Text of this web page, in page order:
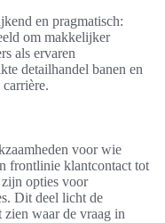
en pragmatisch:
om makkelijker
als ervaren
detailhandel banen en
voor wie
frontlinie klantcontact tot
zijn opties voor
Dit deel licht de
zien waar de vraag in